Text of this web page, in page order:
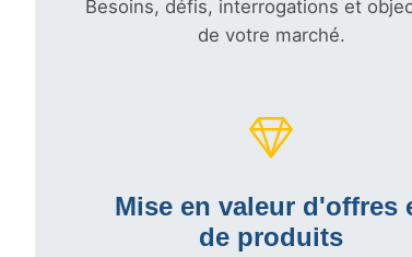
Besoins, défis, interrogations et
de votre marché.
Mise en valeur d'offres
de produits